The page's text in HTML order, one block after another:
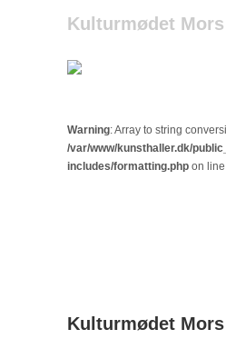
Kulturmødet Mors
Warning: Array to string
/var/www/kunsthaller.dk/
includes/formatting.php on line
Kulturmødet Mors